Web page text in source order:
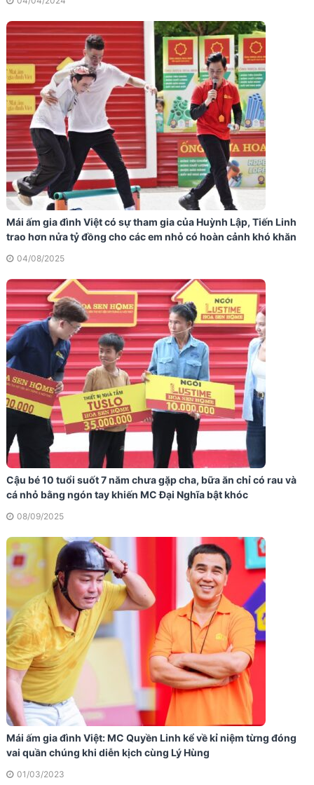
Mái ấm gia đình Việt có sự tham gia của Huỳnh Lập, Tiến Linh
trao hơn nửa tỷ đồng cho các em nhỏ có hoàn cảnh khó khăn
04/08/2025
Cậu bé 10 tuổi suốt 7 năm chưa gặp cha, bữa ăn chỉ có rau và
cá nhỏ bằng ngón tay khiến MC Đại Nghĩa bật khóc
08/09/2025
Mái ấm gia đình Việt: MC Quyền Linh kể về kỉ niệm từng đóng
vai quần chúng khi diễn kịch cùng Lý Hùng
01/03/2023